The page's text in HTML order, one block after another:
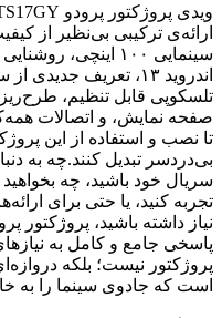
سینمایی ۱۰۰
اندروید ۱۳، تعریف
تلسکوپی قابل تنظیم،
صفحه نمایش، و اتصالات
تا نصب و استفاده از این
بی‌دردسر تبدیل کنند.چه به
سریال خود باشید، چه
تجربه کنید، یا حتی برای
پاسخی جامع و کامل به
پروژکتور نیست؛ بلکه
است که جادوی سینما را به